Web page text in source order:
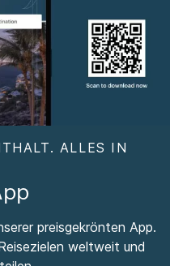
ALLES IN
preisgekrönten App.
weltweit und